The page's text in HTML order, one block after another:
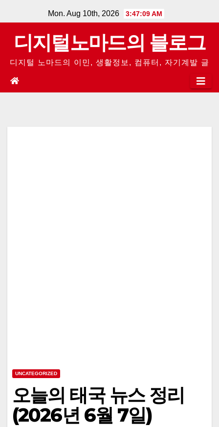
to
content
Mon. Aug 10th, 2026 3:47:09 AM
디지털노마드의 블로그
디지털 노마드의 이민, 생활정보, 컴퓨터, 자기계발 글
UNCATEGORIZED
오늘의 태국 뉴스 정리
(2026년 6월 7일)